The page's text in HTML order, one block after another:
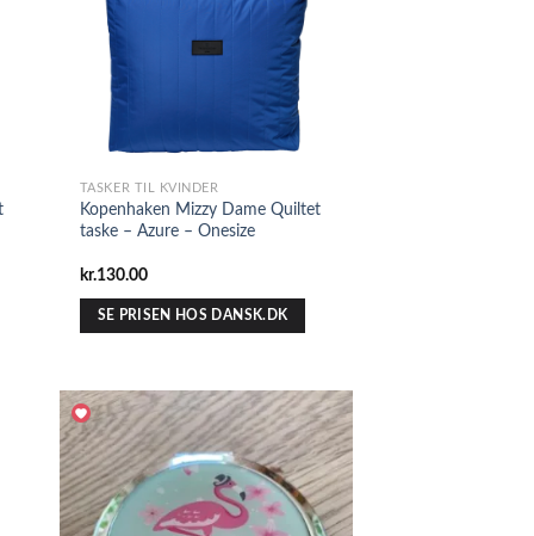
TASKER TIL KVINDER
Kopenhaken Mizzy Dame Quiltet
taske – Azure – Onesize
kr.130.00
SE PRISEN HOS DANSK.DK